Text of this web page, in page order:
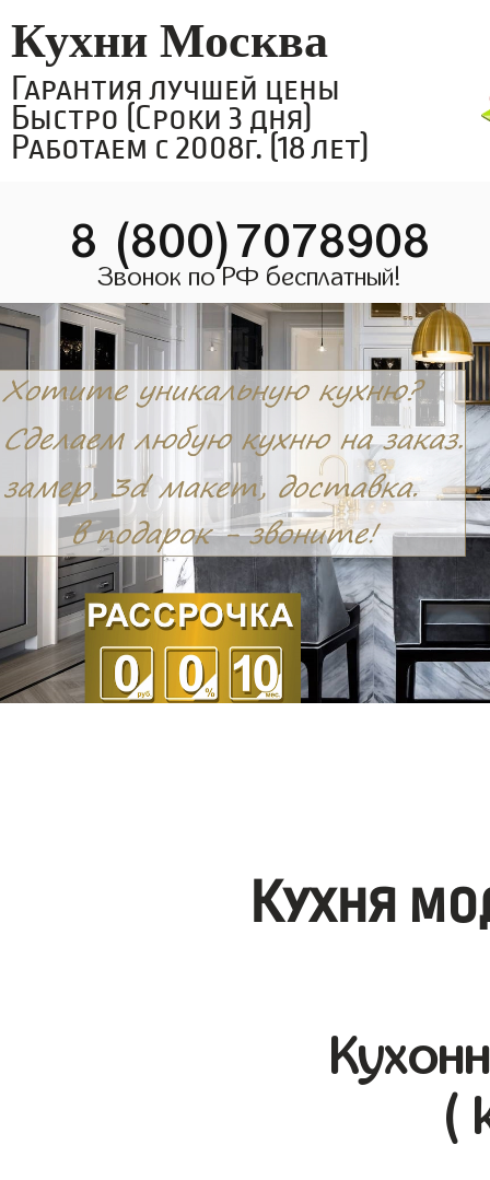
Кухни Москва
Гарантия лучшей цены
Быстро (Сроки 3 дня)
Работаем с 2008г. (18 лет)
8 (800)7078908
Звонок по РФ бесплатный!
Кухня
(